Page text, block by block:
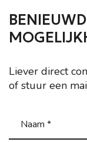
Liever direct
of stuur een